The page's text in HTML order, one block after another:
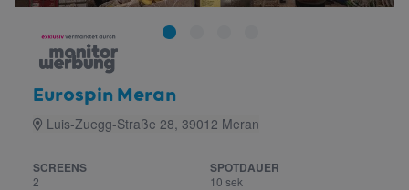
Eurospin Meran
Luis-Zuegg-Straße 28, 39012 Meran
SCREENS
2
SPOTDAUER
10 sek